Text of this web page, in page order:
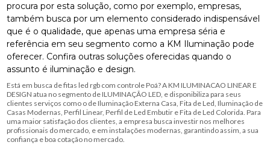
procura por esta solução, como por exemplo, empresas,
também busca por um elemento considerado indispensável
que é o qualidade, que apenas uma empresa séria e
referência em seu segmento como a KM Iluminação pode
oferecer. Confira outras soluções oferecidas quando o
assunto é iluminação e design.
Está em busca de fitas led rgb com controle Poá? A KM ILUMINACAO LINEAR E
DESIGN atua no segmento de ILUMINAÇÃO LED, e disponibiliza para seus
clientes serviços como o de Iluminação Externa Casa, Fita de Led, Iluminação de
Casas Modernas, Perfil Linear, Perfil de Led Embutir e Fita de Led Colorida. Para
uma maior satisfação dos clientes, a empresa busca investir nos melhores
profissionais do mercado, e em instalações modernas, garantindo assim, a sua
confiança e boa cotação no mercado.